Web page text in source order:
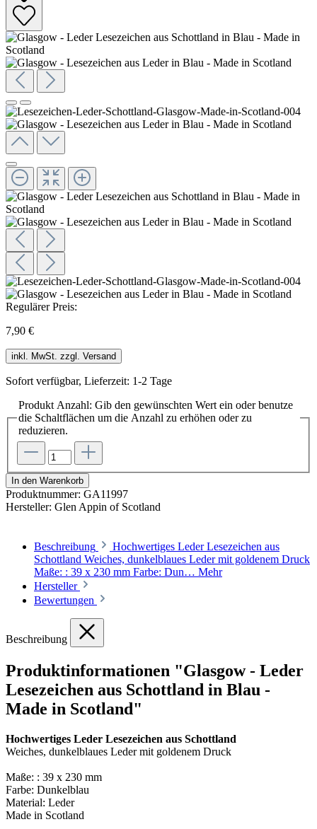
Regulärer Preis:
7,90 €
inkl. MwSt. zzgl. Versand
Sofort verfügbar, Lieferzeit: 1-2 Tage
Produkt Anzahl: Gib den gewünschten Wert ein oder benutze
die Schaltflächen um die Anzahl zu erhöhen oder zu
reduzieren.
In den Warenkorb
Produktnummer: GA11997
Hersteller: Glen Appin of Scotland
Beschreibung
Hochwertiges Leder Lesezeichen aus
Schottland Weiches, dunkelblaues Leder mit goldenem Druck
Maße: : 39 x 230 mm Farbe: Dun… Mehr
Hersteller
Bewertungen
Beschreibung
Produktinformationen "Glasgow - Leder
Lesezeichen aus Schottland in Blau -
Made in Scotland"
Hochwertiges Leder Lesezeichen aus Schottland
Weiches, dunkelblaues Leder mit goldenem Druck
Maße: : 39 x 230 mm
Farbe: Dunkelblau
Material: Leder
Made in Scotland